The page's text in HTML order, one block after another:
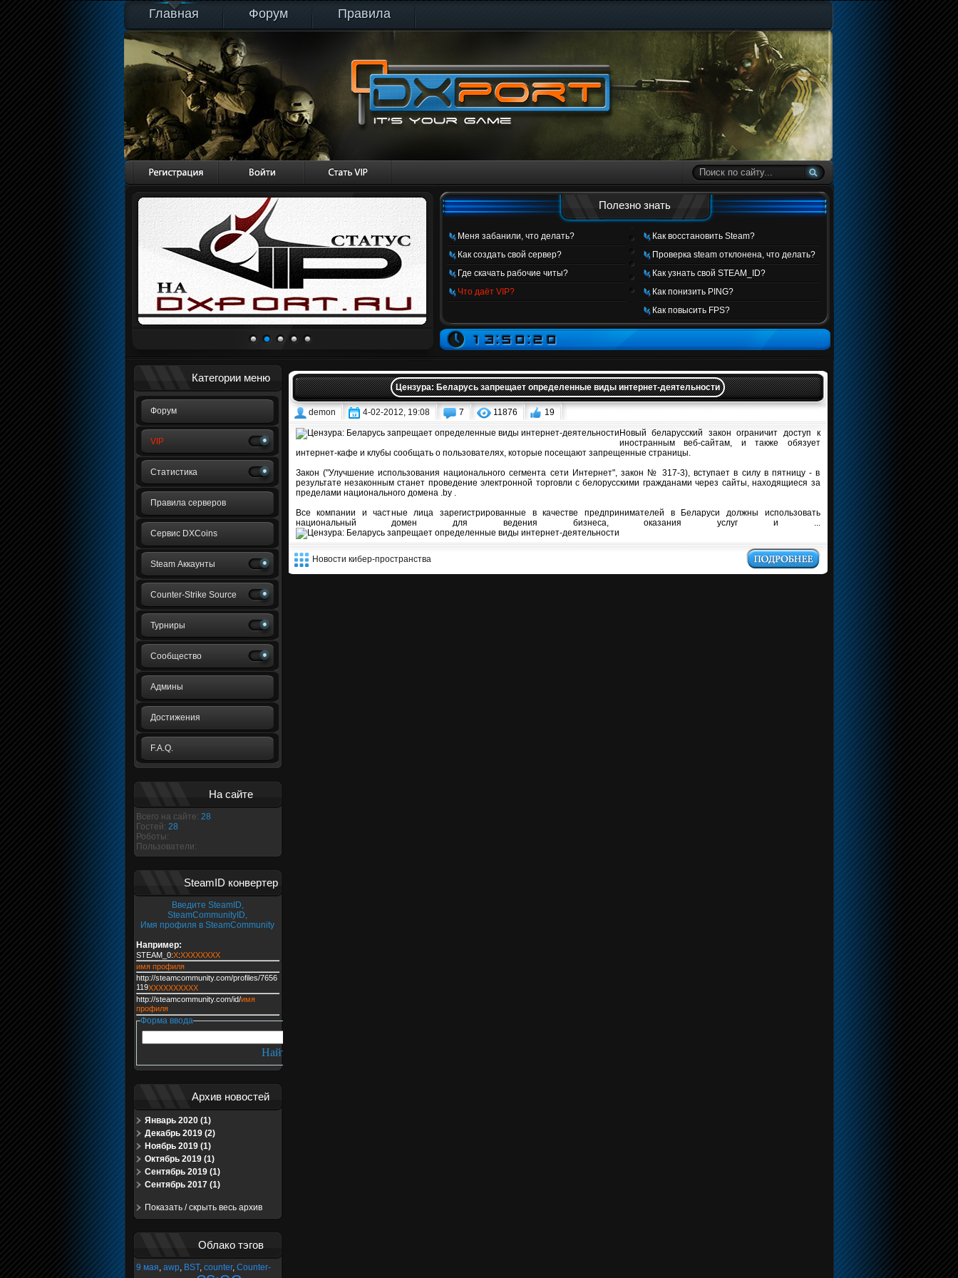
Главная Форум Правила
Полезно знать
Меня забанили, что делать?
Как создать свой сервер?
Где скачать рабочие читы?
Что даёт VIP?
Как восстановить Steam?
Проверка steam отклонена, что делать?
Как узнать свой STEAM_ID?
Как понизить PING?
Как повысить FPS?
Категории меню
Форум
VIP
Статистика
Правила серверов
Сервис DXCoins
Steam Аккаунты
Counter-Strike Source
Турниры
Сообщество
Админы
Достижения
F.A.Q.
На сайте
Всего на сайте: 28
Гостей: 28
Роботы:
Пользователи:
SteamID конвертер
Введите SteamID,
SteamCommunityID,
Имя профиля в SteamCommunity
Например:
STEAM_0:X:XXXXXXXX
имя профиля
http://steamcommunity.com/profiles/7656
119XXXXXXXXXX
http://steamcommunity.com/id/имя
профиля
Форма ввода
Архив новостей
Январь 2020 (1)
Декабрь 2019 (2)
Ноябрь 2019 (1)
Октябрь 2019 (1)
Сентябрь 2019 (1)
Сентябрь 2017 (1)
Показать / скрыть весь архив
Облако тэгов
9 мая, awp, BST, counter, Counter-
Цензура: Беларусь запрещает определенные виды интернет-деятельности
demon 4-02-2012, 19:08 7 11876 19
Новый беларусский закон ограничит доступ к
иностранным веб-сайтам, и также обязует
интернет-кафе и клубы сообщать о пользователях, которые посещают запрещенные страницы.
Закон ("Улучшение использования национального сегмента сети Интернет", закон № 317-3), вступает в силу в пятницу - в
результате незаконным станет проведение электронной торговли с белорусскими гражданами через сайты, находящиеся за
пределами национального домена .by .
Все компании и частные лица зарегистрированные в качестве предпринимателей в Беларуси должны использовать
национальный домен для ведения бизнеса, оказания услуг и ...
Новости кибер-пространства